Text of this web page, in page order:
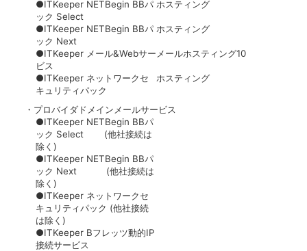
●ITKeeper NETBegin BBパ
ック Select
ホスティング
●ITKeeper NETBegin BBパ
ック Next
ホスティング
●ITKeeper メール&Webサー
ビス
メールホスティング10
●ITKeeper ネットワークセ
キュリティパック
ホスティング
・プロバイダドメインメールサービス
●ITKeeper NETBegin BBパ
ック Select (他社接続は
除く)
●ITKeeper NETBegin BBパ
ック Next (他社接続は
除く)
●ITKeeper ネットワークセ
キュリティパック (他社接続
は除く)
●ITKeeper Bフレッツ動的IP
接続サービス